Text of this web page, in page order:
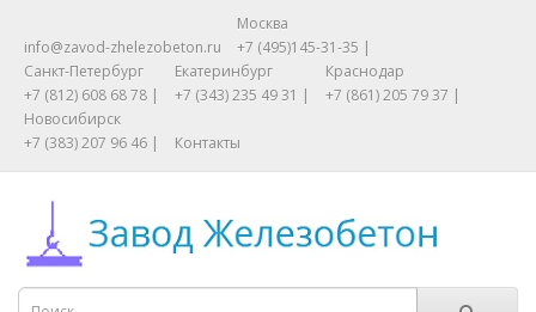
info@zavod-zhelezobeton.ru
Москва
+7 (495)145-31-35 |
Санкт-Петербург
+7 (812) 608 68 78 |
Екатеринбург
+7 (343) 235 49 31 |
Краснодар
+7 (861) 205 79 37 |
Новосибирск
+7 (383) 207 96 46 |
Контакты